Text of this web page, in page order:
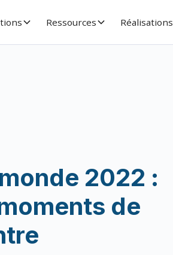
Ressources Réalisations
2022 :
de